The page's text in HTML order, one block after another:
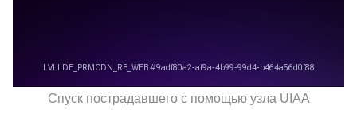
Спуск пострадавшего с помощью узла UIAA